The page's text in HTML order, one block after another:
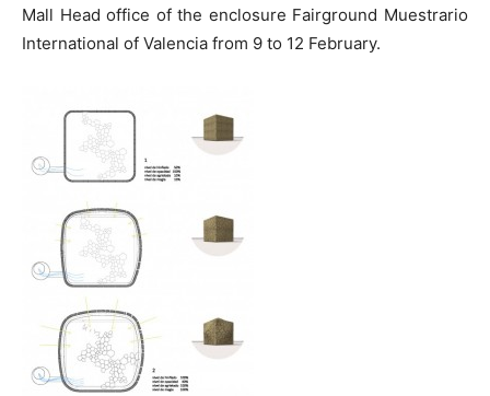
Mall Head office of the enclosure Fairground Muestrario
International of Valencia from 9 to 12 February.